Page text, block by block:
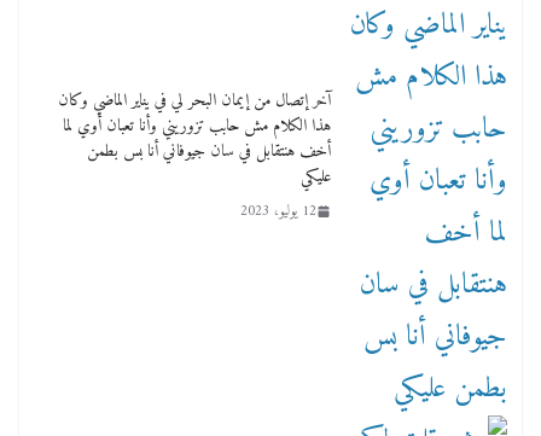
آخر إتصال من إيمان البحر لي في يناير الماضي وكان
هذا الكلام مش حابب تزوريني وأنا تعبان أوي لما
أخف هنتقابل في سان جيوفاني أنا بس بطمن
عليكي
12 يوليو، 2023